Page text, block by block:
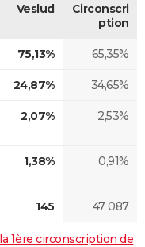
Veslud
Circonscri
ption
75,13% 65,35%
24,87% 34,65%
2,07% 2,53%
1,38% 0,91%
145 47 087
1ère circonscription de